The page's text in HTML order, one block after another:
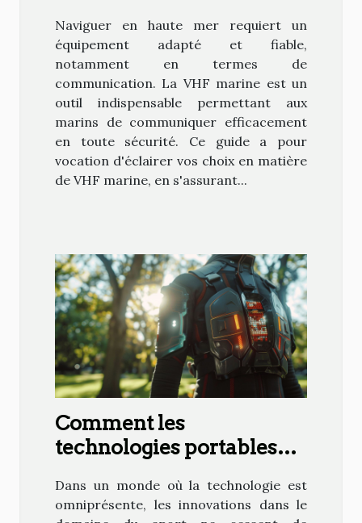
Naviguer en haute mer requiert un
équipement adapté et fiable,
notamment en termes de
communication. La VHF marine est un
outil indispensable permettant aux
marins de communiquer efficacement
en toute sécurité. Ce guide a pour
vocation d'éclairer vos choix en matière
de VHF marine, en s'assurant...
Comment les
technologies portables
performances sportives ?
Dans un monde où la technologie est
omniprésente, les innovations dans le